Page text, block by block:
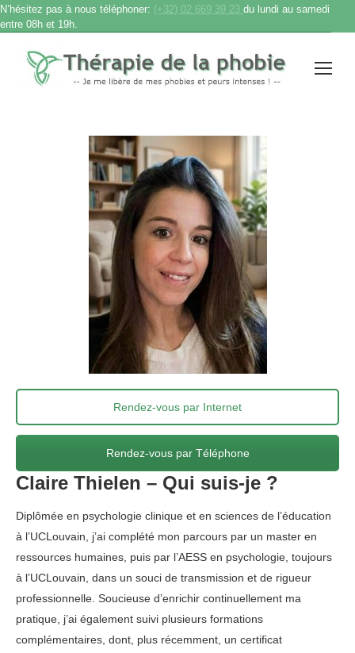
N’hésitez pas à nous téléphoner: (+32) 02 669 39 23 du lundi au samedi
entre 08h et 19h.
Claire Thielen – Qui suis-je ?
Diplômée en psychologie clinique et en sciences de l’éducation
à l’UCLouvain, j’ai complété mon parcours par un master en
ressources humaines, puis par l’AESS en psychologie, toujours
à l’UCLouvain, dans un souci de transmission et de rigueur
professionnelle. Soucieuse d’enrichir continuellement ma
pratique, j’ai également suivi plusieurs formations
complémentaires, dont, plus récemment, un certificat
Rendez-vous par Internet
Rendez-vous par Téléphone